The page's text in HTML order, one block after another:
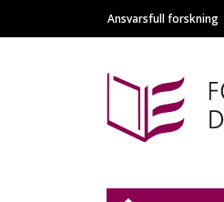
Main
Ansvarsfull forskning